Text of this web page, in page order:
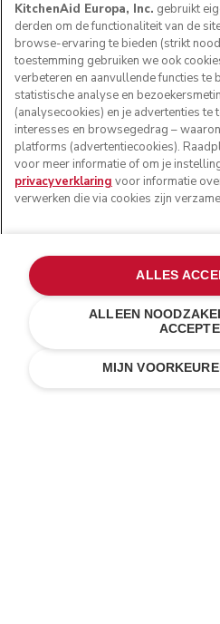
KitchenAid Europa, Inc. gebruikt
derden om de functionaliteit van de
browse-ervaring te bieden (strikt
toestemming gebruiken we ook
verbeteren en aanvullende functies te
statistische analyse en
(analysecookies) en je advertenties
interesses en browsegedrag –
platforms (advertentiecookies).
voor meer informatie of om je
privacyverklaring voor informatie
verwerken die via cookies zijn
MIJN
ALLEEN
ALLES